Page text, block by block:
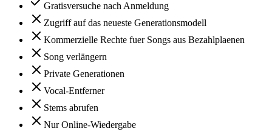
Gratisversuche nach Anmeldung
Zugriff auf das neueste Generationsmodell
Kommerzielle Rechte fuer Songs aus Bezahlplaenen
Song verlängern
Private Generationen
Vocal-Entferner
Stems abrufen
Nur Online-Wiedergabe